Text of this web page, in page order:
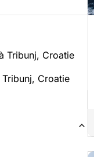
Tribunj, Croatie
Croatie